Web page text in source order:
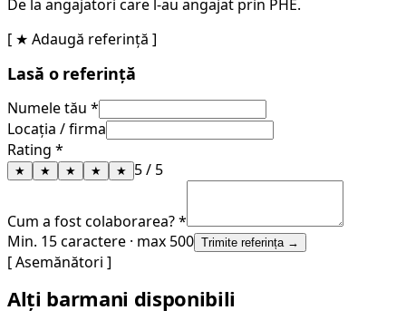
De la angajatori care l-au angajat prin PHE.
[ ★ Adaugă referință ]
Lasă o referință
Numele tău *
Locația / firma
Rating *
★ ★ ★ ★ ★ 5/ 5
Cum a fost colaborarea? *
Min. 15 caractere · max 500 Trimite referința →
[ Asemănători ]
Alți barmani disponibili